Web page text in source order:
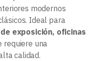
modernos
Ideal para
exposición, oficinas
requiere una
calidad.